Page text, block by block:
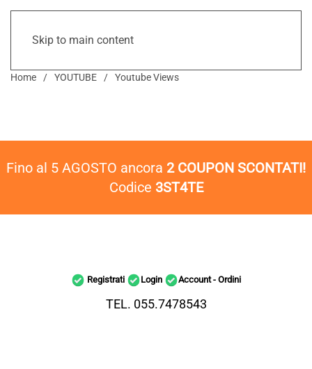
Skip to main content
Home YOUTUBE Youtube Views
Fino al 5 AGOSTO ancora 2 COUPON SCONTATI!
Codice 3ST4TE
Registrati Login Account - Ordini
TEL. 055.7478543